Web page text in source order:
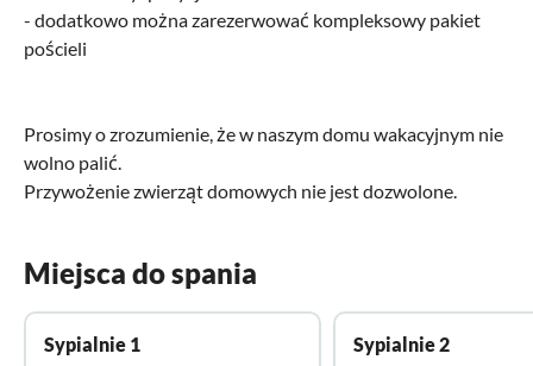
- dodatkowo można zarezerwować kompleksowy pakiet
pościeli
Prosimy o zrozumienie, że w naszym domu wakacyjnym nie
wolno palić.
Przywożenie zwierząt domowych nie jest dozwolone.
Miejsca do spania
Sypialnie 1
Sypialnie 2